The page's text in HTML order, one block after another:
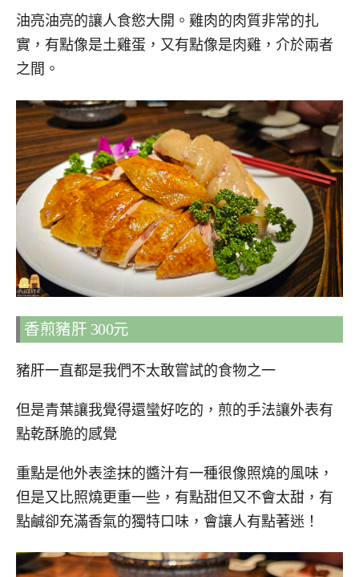
油亮油亮的讓人食慾大開。雞肉的肉質非常的扎
實，有點像是土雞蛋，又有點像是肉雞，介於兩者
之間。
香煎豬肝 300元
豬肝一直都是我們不太敢嘗試的食物之一
但是青葉讓我覺得還蠻好吃的，煎的手法讓外表有
點乾酥脆的感覺
重點是他外表塗抹的醬汁有一種很像照燒的風味，
但是又比照燒更重一些，有點甜但又不會太甜，有
點鹹卻充滿香氣的獨特口味，會讓人有點著迷！